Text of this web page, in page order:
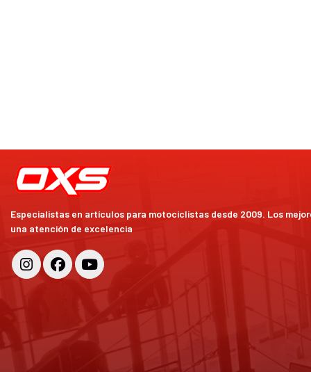
Especialistas en artículos para motociclistas desde 2009. Los
una atención de excelencia